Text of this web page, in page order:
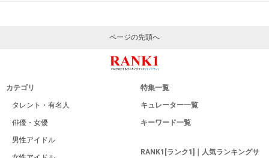
ページの先頭へ
カテゴリ
タレント・有名人
俳優・女優
男性アイドル
特集一覧
キュレーター一覧
キーワード一覧
RANK1[ランク1]｜人気ランキングサ